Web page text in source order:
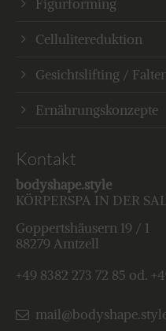
Figurforming
Cellulitereduktion
Gesichtslifting /
Ernährungskonzepte
Kontakt
bodyshape.style
KÖRPERSPA IN DER
Goppertshäusern 19 / 1
88279 Amtzell
+49 8382 273 72 85 od.